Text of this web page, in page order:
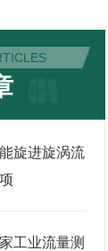
旋进旋涡流
工业流量测